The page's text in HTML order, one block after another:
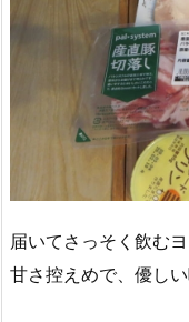
届いてさっそく飲む
甘さ控えめで、優し